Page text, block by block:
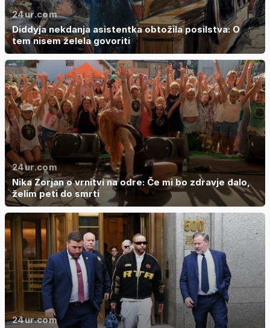
24ur.com
Diddyja nekdanja asistentka obtožila posilstva: O
tem nisem želela govoriti
24ur.com
Nika Zorjan o vrnitvi na odre: Če mi bo zdravje dalo,
želim peti do smrti
24ur.com